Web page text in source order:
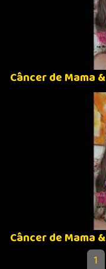
Câncer de Mama
Câncer de Mama
1